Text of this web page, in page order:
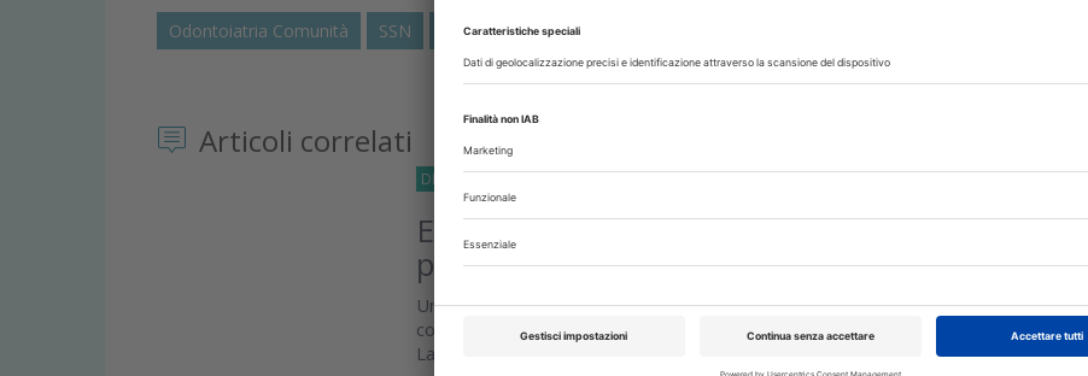
Odontoiatria Comunità SSN DiDomenica
Articoli correlati
DIDOMENICA
E se è il dentista a dover andare dal paziente,
per curarlo?
Una delle conseguenze della pandemia per gli studi odontoiatrici è stata quella di
costringerli a modificare l’organizzazione dello studio e la gestione del paziente.
La...